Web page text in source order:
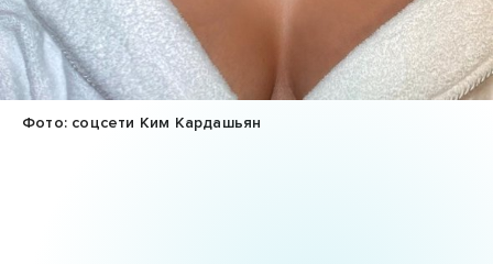
Фото: соцсети Ким Кардашьян